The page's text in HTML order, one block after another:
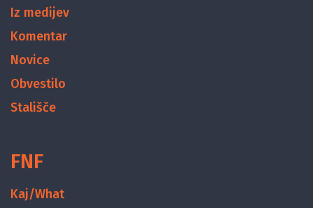
Iz medijev
Komentar
Novice
Obvestilo
Stališče
FNF
Kaj/What